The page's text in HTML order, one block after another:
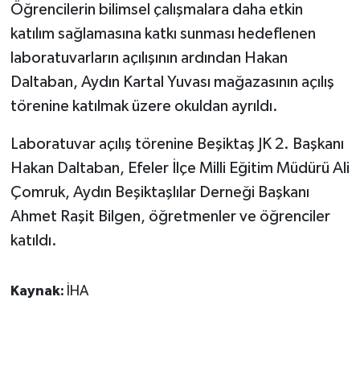
Öğrencilerin bilimsel çalışmalara daha etkin
katılım sağlamasına katkı sunması hedeflenen
laboratuvarların açılışının ardından Hakan
Daltaban, Aydın Kartal Yuvası mağazasının açılış
törenine katılmak üzere okuldan ayrıldı.
Laboratuvar açılış törenine Beşiktaş JK 2. Başkanı
Hakan Daltaban, Efeler İlçe Milli Eğitim Müdürü Ali
Çomruk, Aydın Beşiktaşlılar Derneği Başkanı
Ahmet Raşit Bilgen, öğretmenler ve öğrenciler
katıldı.
Kaynak: İHA